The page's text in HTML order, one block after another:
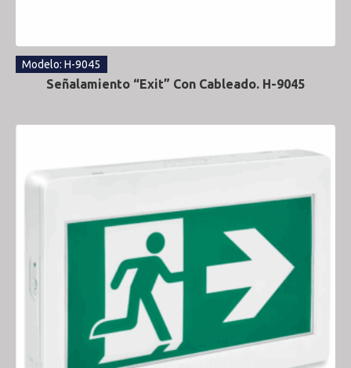
Modelo: H-9045
Señalamiento “Exit” Con Cableado. H-9045